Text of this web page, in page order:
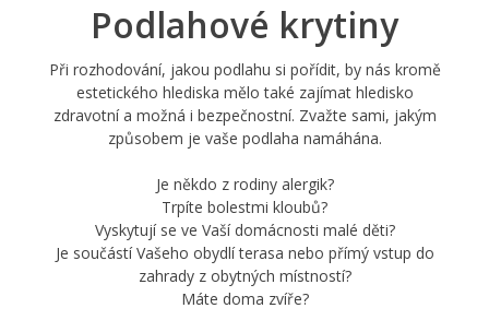
Podlahové krytiny
Při rozhodování, jakou podlahu si pořídit, by nás kromě
estetického hlediska mělo také zajímat hledisko
zdravotní a možná i bezpečnostní. Zvažte sami, jakým
způsobem je vaše podlaha namáhána.
Je někdo z rodiny alergik?
Trpíte bolestmi kloubů?
Vyskytují se ve Vaší domácnosti malé děti?
Je součástí Vašeho obydlí terasa nebo přímý vstup do
zahrady z obytných místností?
Máte doma zvíře?